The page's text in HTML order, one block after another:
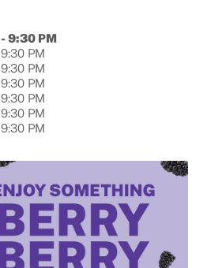
-9:30 PM
9:30 PM
9:30 PM
9:30 PM
9:30 PM
9:30 PM
9:30 PM